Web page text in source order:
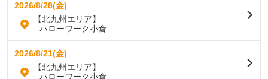
2026/8/28(金)
【北九州エリア】
ハローワーク小倉
2026/8/21(金)
【北九州エリア】
ハローワーク小倉